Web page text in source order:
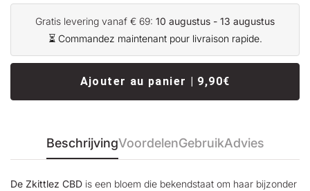
Gratis levering vanaf € 69: 10 augustus - 13 augustus
⏳ Commandez maintenant pour livraison rapide.
Ajouter au panier | 9,90€
BeschrijvingVoordelenGebruikAdvies
De Zkittlez CBD is een bloem die bekendstaat om haar bijzonder